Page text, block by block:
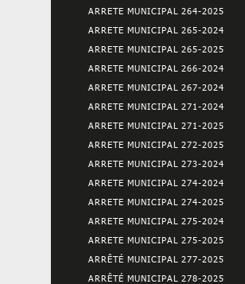
ARRETE MUNICIPAL 264-2025
ARRETE MUNICIPAL 265-2024
ARRETE MUNICIPAL 265-2025
ARRETE MUNICIPAL 266-2024
ARRETE MUNICIPAL 267-2024
ARRETE MUNICIPAL 271-2024
ARRETE MUNICIPAL 271-2025
ARRETE MUNICIPAL 272-2025
ARRETE MUNICIPAL 273-2024
ARRETE MUNICIPAL 274-2024
ARRETE MUNICIPAL 274-2025
ARRETE MUNICIPAL 275-2024
ARRETE MUNICIPAL 275-2025
ARRÊTÉ MUNICIPAL 277-2025
ARRÊTÉ MUNICIPAL 278-2025